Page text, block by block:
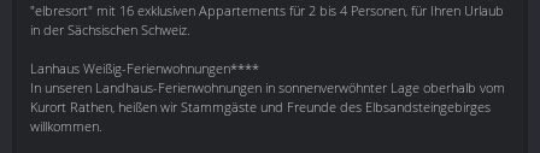
"elbresort" mit 16 exklusiven Appartements für 2 bis 4 Personen, für Ihren Urlaub
in der Sächsischen Schweiz.
Lanhaus Weißig-Ferienwohnungen****
In unseren Landhaus-Ferienwohnungen in sonnenverwöhnter Lage oberhalb vom
Kurort Rathen, heißen wir Stammgäste und Freunde des Elbsandsteingebirges
willkommen.